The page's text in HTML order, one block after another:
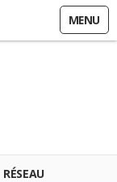
MENU
RÉSEAU